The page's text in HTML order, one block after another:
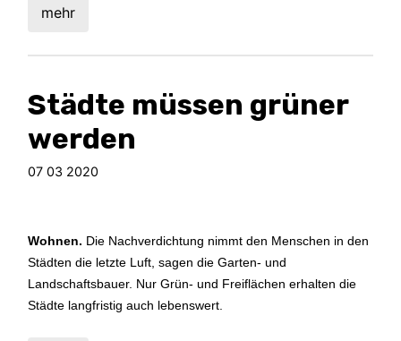
mehr
Städte müssen grüner
werden
07 03 2020
Wohnen. Die Nachverdichtung nimmt den Menschen in den
Städten die letzte Luft, sagen die Garten- und
Landschaftsbauer. Nur Grün- und Freiflächen erhalten die
Städte langfristig auch lebenswert.